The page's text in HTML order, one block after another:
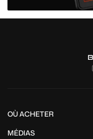
OÙ ACHETER
MÉDIAS